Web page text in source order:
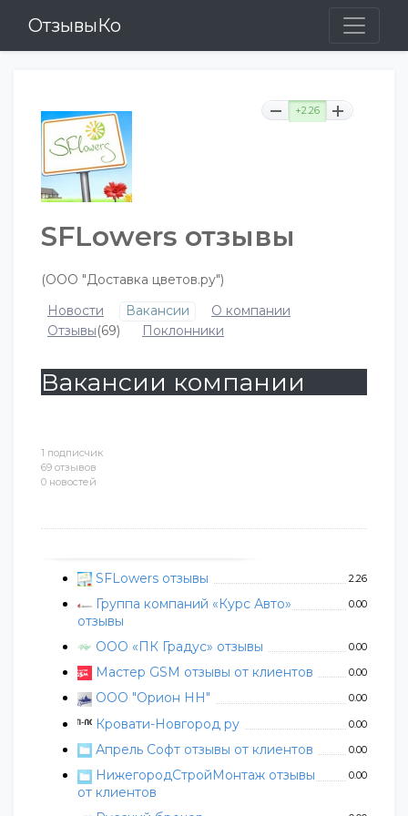
ОтзывыКо
1 подписчик
69 отзывов
0 новостей
SFLowers отзывы 2.26
Группа компаний «Курс Авто»
отзывы
0.00
ООО «ПК Градус» отзывы 0.00
Мастер GSM отзывы от клиентов 0.00
ООО "Орион НН" 0.00
Кровати-Новгород ру 0.00
Апрель Софт отзывы от клиентов 0.00
НижегородСтройМонтаж отзывы
от клиентов
0.00
+2.26
SFLowers отзывы
(ООО "Доставка цветов.ру")
Новости
Вакансии
О компании
Отзывы(69) Поклонники
Вакансии компании